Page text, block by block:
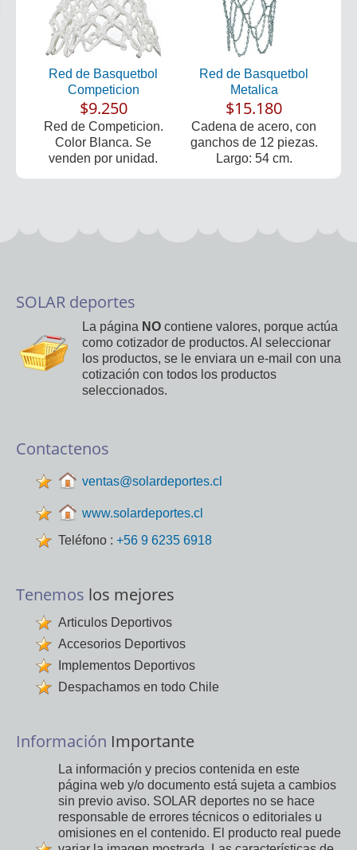
Red de Basquetbol
Competicion
$9.250
Red de Competicion.
Color Blanca. Se
venden por unidad.
Red de Basquetbol
Metalica
$15.180
Cadena de acero, con
ganchos de 12 piezas.
Largo: 54 cm.
SOLAR deportes
La página NO contiene valores, porque actúa
como cotizador de productos. Al seleccionar
los productos, se le enviara un e-mail con una
cotización con todos los productos
seleccionados.
Contactenos
ventas@solardeportes.cl
www.solardeportes.cl
Teléfono : +56 9 6235 6918
Tenemos los mejores
Articulos Deportivos
Accesorios Deportivos
Implementos Deportivos
Despachamos en todo Chile
Información Importante
La información y precios contenida en este
página web y/o documento está sujeta a cambios
sin previo aviso. SOLAR deportes no se hace
responsable de errores técnicos o editoriales u
omisiones en el contenido. El producto real puede